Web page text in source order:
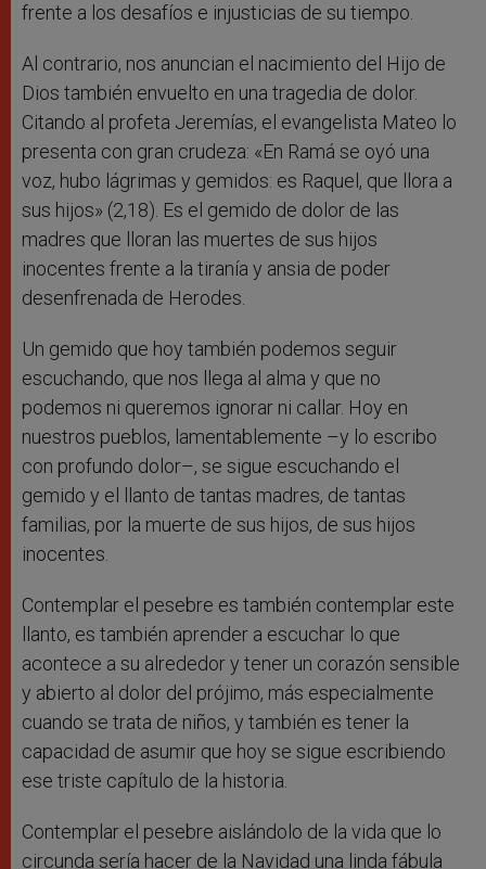
frente a los desafíos e injusticias de su tiempo.
Al contrario, nos anuncian el nacimiento del Hijo de
Dios también envuelto en una tragedia de dolor.
Citando al profeta Jeremías, el evangelista Mateo lo
presenta con gran crudeza: «En Ramá se oyó una
voz, hubo lágrimas y gemidos: es Raquel, que llora a
sus hijos» (2,18). Es el gemido de dolor de las
madres que lloran las muertes de sus hijos
inocentes frente a la tiranía y ansia de poder
desenfrenada de Herodes.
Un gemido que hoy también podemos seguir
escuchando, que nos llega al alma y que no
podemos ni queremos ignorar ni callar. Hoy en
nuestros pueblos, lamentablemente –y lo escribo
con profundo dolor–, se sigue escuchando el
gemido y el llanto de tantas madres, de tantas
familias, por la muerte de sus hijos, de sus hijos
inocentes.
Contemplar el pesebre es también contemplar este
llanto, es también aprender a escuchar lo que
acontece a su alrededor y tener un corazón sensible
y abierto al dolor del prójimo, más especialmente
cuando se trata de niños, y también es tener la
capacidad de asumir que hoy se sigue escribiendo
ese triste capítulo de la historia.
Contemplar el pesebre aislándolo de la vida que lo
circunda sería hacer de la Navidad una linda fábula